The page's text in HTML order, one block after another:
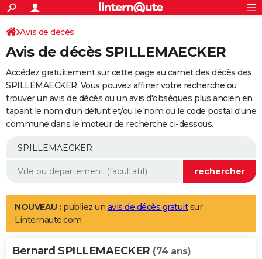
ACTUALITÉS
Politique
Société
Faits Divers
Education
Monde
Villes
+
SPORT
Coupe du monde 2026
Football
Tennis
Cyclisme
Rugby
Forum
Programme TV
TNT
Streaming
Cinéma
Sorties cinéma
Musique
+
FINANCE
Retraite
Epargne
Immobilier
Risques naturels par ville
Assurance
AUTO
Essais
Réserver un essai
Citadines
Berlines
SUV
Forum auto
+
Mobiles
Meilleur smartphone
Internet
Ordinateurs
Jeux vidéo
Guide high-tech
Aménagement intérieur
LIFESTYLE
Art de vivre
Bien-être
Loisirs
Mode
Modes de vie
Alimentation
Guide de la santé
Maladies
Médicaments
Sommeil
VOYAGE
Avis de décès
Avis de décès SPILLEMAECKER
Accédez gratuitement sur cette page au carnet des décès des
SPILLEMAECKER. Vous pouvez affiner votre recherche ou
trouver un avis de décès ou un avis d'obsèques plus ancien en
tapant le nom d'un défunt et/ou le nom ou le code postal d'une
commune dans le moteur de recherche ci-dessous.
NOUVEAU : publiez un avis de décès gratuitsur
Linternaute.com
Bernard SPILLEMAECKER (74 ans)